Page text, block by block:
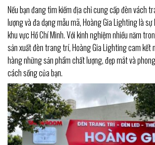
Nếu bạn đang tìm kiếm địa chỉ cung cấp đèn vách
lượng và đa dạng mẫu mã, Hoàng Gia Lighting là
khu vực Hồ Chí Minh. Với kinh nghiệm nhiều năm
sản xuất đèn trang trí, Hoàng Gia Lighting cam kết
hàng những sản phẩm chất lượng, đẹp mắt và
cách sống của bạn.